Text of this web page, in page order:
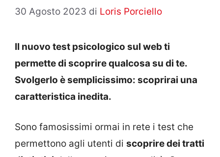
30 Agosto 2023 di Loris Porciello
Il nuovo test psicologico sul web ti
permette di scoprire qualcosa su di te.
Svolgerlo è semplicissimo: scoprirai una
caratteristica inedita.
Sono famosissimi ormai in rete i test che
permettono agli utenti di scoprire dei tratti